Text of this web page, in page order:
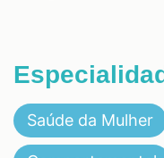
Saúde da Mulher